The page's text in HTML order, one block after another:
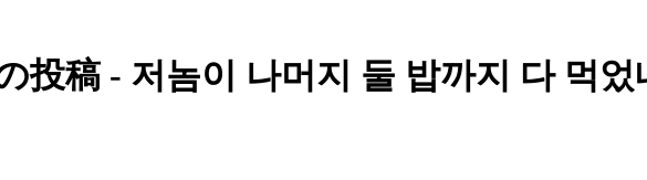
投稿 - 저놈이 나머지 둘 밥까지 다 먹었